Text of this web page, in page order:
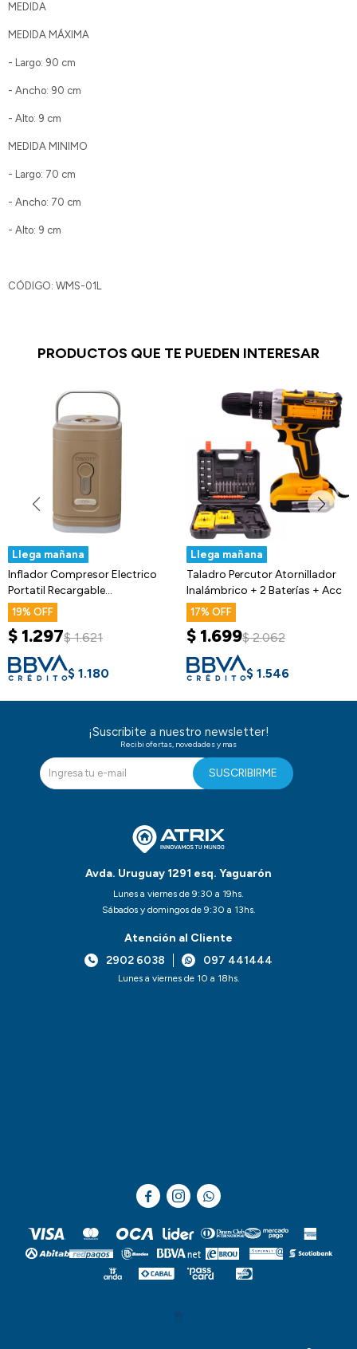
MEDIDA
MEDIDA MÁXIMA
- Largo: 90 cm
- Ancho: 90 cm
- Alto: 9 cm
MEDIDA MINIMO
- Largo: 70 cm
- Ancho: 70 cm
- Alto: 9 cm
CÓDIGO: WMS-01L
PRODUCTOS QUE TE PUEDEN INTERESAR
Llega mañana
Inflador Compresor Electrico
Portatil Recargable
+Accesorios
19
$ 1.297$ 1.621
$ 1.180
Llega mañana
Taladro Percutor Atornillador
Inalámbrico + 2 Baterías + Acc
17
$ 1.699$ 2.062
$ 1.546
Avda. Uruguay 1291 esq. Yaguarón
Lunes a viernes de 9:30 a 19hs.
Sábados y domingos de 9:30 a 13hs.
Atención al Cliente
2902 6038
097 441444
Lunes a viernes de 10 a 18hs.
¡Suscribite a nuestro newsletter!
Recibi ofertas, novedades y mas
SUSCRIBIRME
  